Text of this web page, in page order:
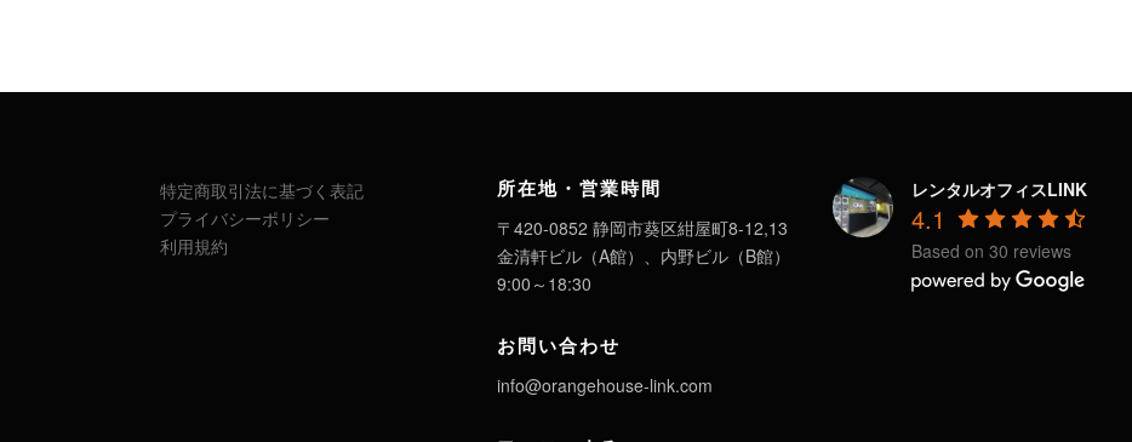
特定商取引法に基づく表記
プライバシーポリシー
利用規約
所在地・営業時間
〒420-0852 静岡市葵区紺屋町8-12,13
金清軒ビル（A館）、内野ビル（B館）
9:00～18:30
お問い合わせ
info@orangehouse-link.com
レンタルオフィスLINK
4.1
Based on 30 reviews